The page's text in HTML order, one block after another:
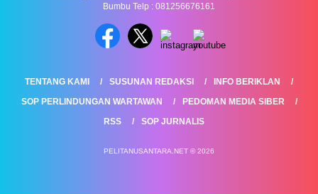
Bumbu Telp : 081256676161
TENTANG KAMI SUSUNAN REDAKSI
INFO BERIKLAN
SOP PERLINDUNGAN WARTAWAN
PEDOMAN MEDIA SIBER
RSS
SOP JURNALIS
PELITANUSANTARA.NET © 2026